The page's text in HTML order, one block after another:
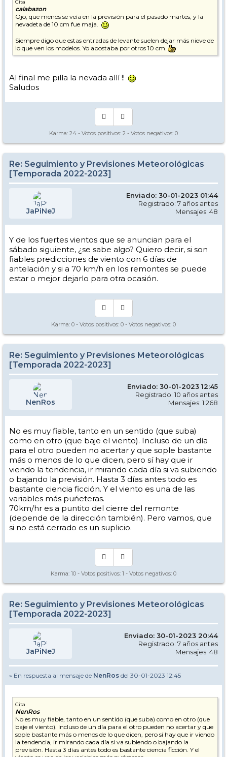
Cita
calabazon
Ojo, que menos se veía en la previsión para el pasado martes, y la
nevadeta de 10 cm fue maja.
Siempre digo que estas entradas de levante suelen dejar más nieve de
lo que ven los modelos. Yo apostaba por otros 10 cm.
Al final me pilla la nevada allí !!
Saludos
Karma: 24 - Votos positivos: 2 - Votos negativos: 0
Re: Seguimiento y Previsiones Meteorológicas
[Temporada 2022-2023]
JaPiNeJ
Enviado: 30-01-2023 01:44
Registrado: 7 años antes
Mensajes: 48
Y de los fuertes vientos que se anuncian para el
sábado siguiente, ¿se sabe algo? Quiero decir, si son
fiables predicciones de viento con 6 días de
antelación y si a 70 km/h en los remontes se puede
estar o mejor dejarlo para otra ocasión.
Karma: 0 - Votos positivos: 0 - Votos negativos: 0
Re: Seguimiento y Previsiones Meteorológicas
[Temporada 2022-2023]
NenRos
Enviado: 30-01-2023 12:45
Registrado: 10 años antes
Mensajes: 1.268
No es muy fiable, tanto en un sentido (que suba)
como en otro (que baje el viento). Incluso de un día
para el otro pueden no acertar y que sople bastante
más o menos de lo que dicen, pero sí hay que ir
viendo la tendencia, ir mirando cada día si va subiendo
o bajando la previsión. Hasta 3 días antes todo es
bastante ciencia ficción. Y el viento es una de las
variables más puńeteras.
70km/hr es a puntito del cierre del remonte
(depende de la dirección también). Pero vamos, que
si no está cerrado es un suplicio.
Karma: 10 - Votos positivos: 1 - Votos negativos: 0
Re: Seguimiento y Previsiones Meteorológicas
[Temporada 2022-2023]
JaPiNeJ
Enviado: 30-01-2023 20:44
Registrado: 7 años antes
Mensajes: 48
» En respuesta al mensaje de NenRos del 30-01-2023 12:45
Cita
NenRos
No es muy fiable, tanto en un sentido (que suba) como en otro (que
baje el viento). Incluso de un día para el otro pueden no acertar y que
sople bastante más o menos de lo que dicen, pero sí hay que ir viendo
la tendencia, ir mirando cada día si va subiendo o bajando la
previsión. Hasta 3 días antes todo es bastante ciencia ficción. Y el